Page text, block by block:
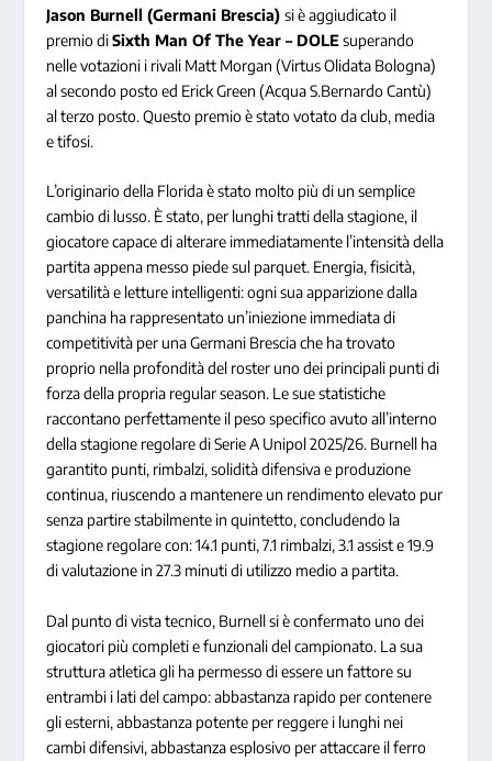
Jason Burnell (Germani Brescia)si è aggiudicato il
premio diSixth Man Of The Year – DOLEsuperando
nelle votazioni i rivali Matt Morgan (Virtus Olidata Bologna)
al secondo posto ed Erick Green (Acqua S.Bernardo Cantù)
al terzo posto. Questo premio è stato votato da club, media
e tifosi.
L’originario della Florida è stato molto più di un semplice
cambio di lusso. È stato, per lunghi tratti della stagione, il
giocatore capace di alterare immediatamente l’intensità della
partita appena messo piede sul parquet. Energia, fisicità,
versatilità e letture intelligenti: ogni sua apparizione dalla
panchina ha rappresentato un’iniezione immediata di
competitività per una Germani Brescia che ha trovato
proprio nella profondità del roster uno dei principali punti di
forza della propria regular season. Le sue statistiche
raccontano perfettamente il peso specifico avuto all’interno
della stagione regolare di Serie A Unipol 2025/26. Burnell ha
garantito punti, rimbalzi, solidità difensiva e produzione
continua, riuscendo a mantenere un rendimento elevato pur
senza partire stabilmente in quintetto, concludendo la
stagione regolare con: 14.1 punti, 7.1 rimbalzi, 3.1 assist e 19.9
di valutazione in 27.3 minuti di utilizzo medio a partita.
Dal punto di vista tecnico, Burnell si è confermato uno dei
giocatori più completi e funzionali del campionato. La sua
struttura atletica gli ha permesso di essere un fattore su
entrambi i lati del campo: abbastanza rapido per contenere
gli esterni, abbastanza potente per reggere i lunghi nei
cambi difensivi, abbastanza esplosivo per attaccare il ferro